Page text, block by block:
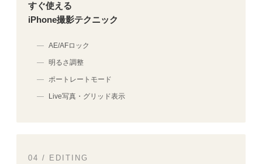
すぐ使える
iPhone撮影テクニック
AE/AFロック
明るさ調整
ポートレートモード
Live写真・グリッド表示
04 / EDITING